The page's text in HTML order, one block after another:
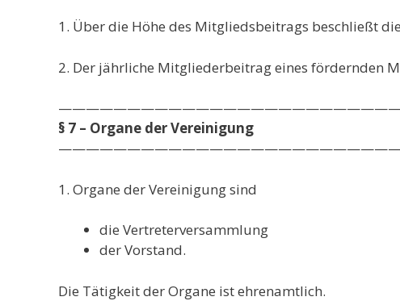
1. Über die Höhe des Mitgliedsbeitrags beschließt
2. Der jährliche Mitgliederbeitrag eines fördernden
§ 7 – Organe der Vereinigung
1. Organe der Vereinigung sind
die Vertreterversammlung
der Vorstand.
Die Tätigkeit der Organe ist ehrenamtlich.